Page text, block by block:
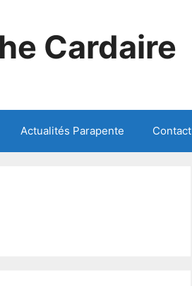
Cardaire
Actualités Parapente Contact